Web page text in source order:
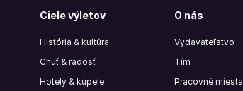
Ciele výletov
História & kultúra
Chuť & radosť
Hotely & kúpele
O nás
Vydavateľstvo
Tím
Pracovné miesta